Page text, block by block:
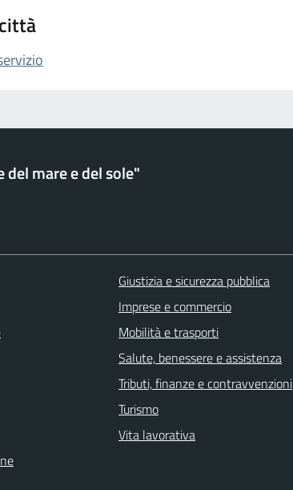
del mare e del sole"
Giustizia e sicurezza pubblica
Imprese e commercio
Mobilità e trasporti
Salute, benessere e assistenza
Tributi, finanze e contravvenzioni
Turismo
Vita lavorativa